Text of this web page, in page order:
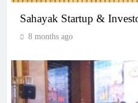
Sahayak Startup &
8 months ago